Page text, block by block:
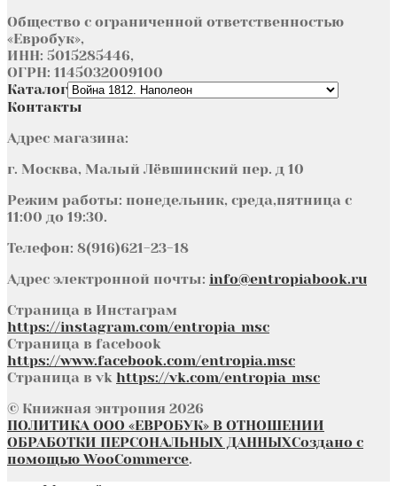
Общество с ограниченной ответственностью
«Евробук»,
ИНН: 5015285446,
ОГРН: 1145032009100
Каталог
Контакты
Адрес магазина:
г. Москва, Малый Лёвшинский пер. д 10
Режим работы: понедельник, среда,пятница с
11:00 до 19:30.
Телефон: 8(916)621-23-18
Адрес электронной почты: info@entropiabook.ru
Страница в Инстаграм
https://instagram.com/entropia_msc
Страница в facebook
https://www.facebook.com/entropia.msc
Страница в vk https://vk.com/entropia_msc
© Книжная энтропия 2026
ПОЛИТИКА ООО «ЕВРОБУК» В ОТНОШЕНИИ
ОБРАБОТКИ ПЕРСОНАЛЬНЫХ ДАННЫХСоздано с
помощью WooCommerce.